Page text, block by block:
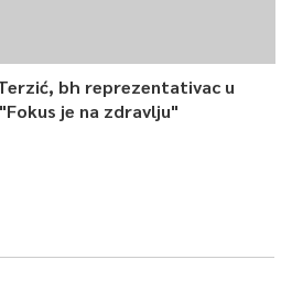
bh reprezentativac u
je na zdravlju"